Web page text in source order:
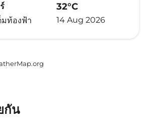
มท้องฟ้า
32°C
14 Aug 2026
กัน